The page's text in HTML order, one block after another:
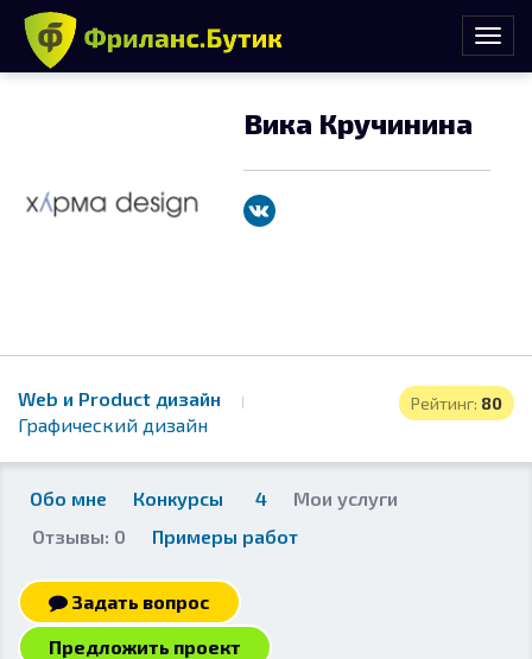
Вика Кручинина
Рейтинг: 80
Web и Product дизайн
Графический дизайн
Обо мне Конкурсы 4
Мои услуги
Отзывы: 0
Примеры работ
Задать вопрос
Предложить проект